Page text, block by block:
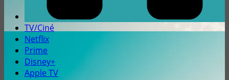
TV/Ciné
Netflix
Prime
Disney+
Apple TV